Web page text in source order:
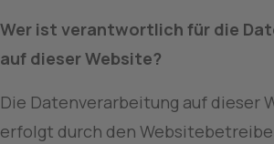
Wer ist verantwortlich für die
auf dieser Website?
Die Datenverarbeitung auf dieser
erfolgt durch den